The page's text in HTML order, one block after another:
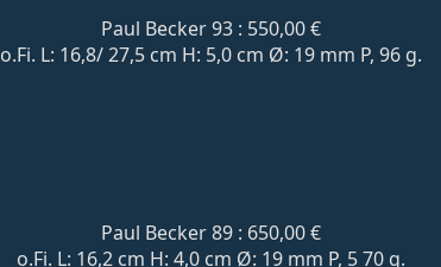
Paul Becker 93 : 550,00 €
o.Fi. L: 16,8/ 27,5 cm H: 5,0 cm Ø: 19 mm P, 96 g.
Paul Becker 89 : 650,00 €
o.Fi. L: 16,2 cm H: 4,0 cm Ø: 19 mm P, 5 70 g.